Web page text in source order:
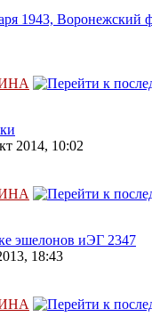
1943, Воронежский
2014, 10:02
эшелонов иЭГ 2347
18:43